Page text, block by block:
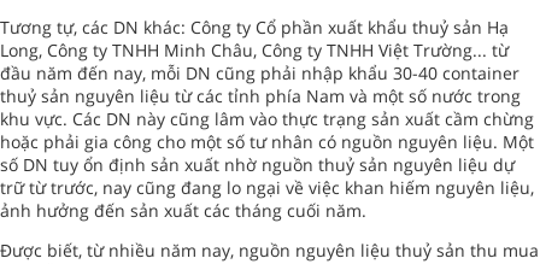
Tương tự, các DN khác: Công ty Cổ phần xuất khẩu thuỷ sản Hạ
Long, Công ty TNHH Minh Châu, Công ty TNHH Việt Trường... từ
đầu năm đến nay, mỗi DN cũng phải nhập khẩu 30-40 container
thuỷ sản nguyên liệu từ các tỉnh phía Nam và một số nước trong
khu vực. Các DN này cũng lâm vào thực trạng sản xuất cầm chừng
hoặc phải gia công cho một số tư nhân có nguồn nguyên liệu. Một
số DN tuy ổn định sản xuất nhờ nguồn thuỷ sản nguyên liệu dự
trữ từ trước, nay cũng đang lo ngại về việc khan hiếm nguyên liệu,
ảnh hưởng đến sản xuất các tháng cuối năm.
Được biết, từ nhiều năm nay, nguồn nguyên liệu thuỷ sản thu mua